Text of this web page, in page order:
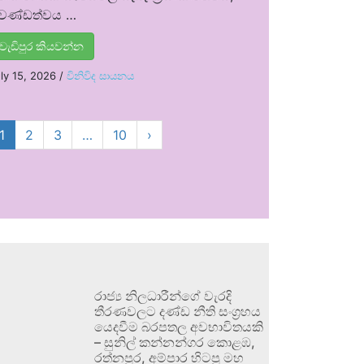
…
වැඩිපුර කියවන්න
15, 2026 / විනිවිද සායනය
1 2 3 … 10 ›
රාජ්‍ය නිලධාරීන්ගේ වැරදි
තීරණවලට දණ්ඩ නීති සංග්‍රහය
යෙදවීම බරපතල අවභාවිතයකි
– සුනිල් කන්නන්ගර කොළඹ,
රත්නපුර, අම්පාර හිටපු මහ